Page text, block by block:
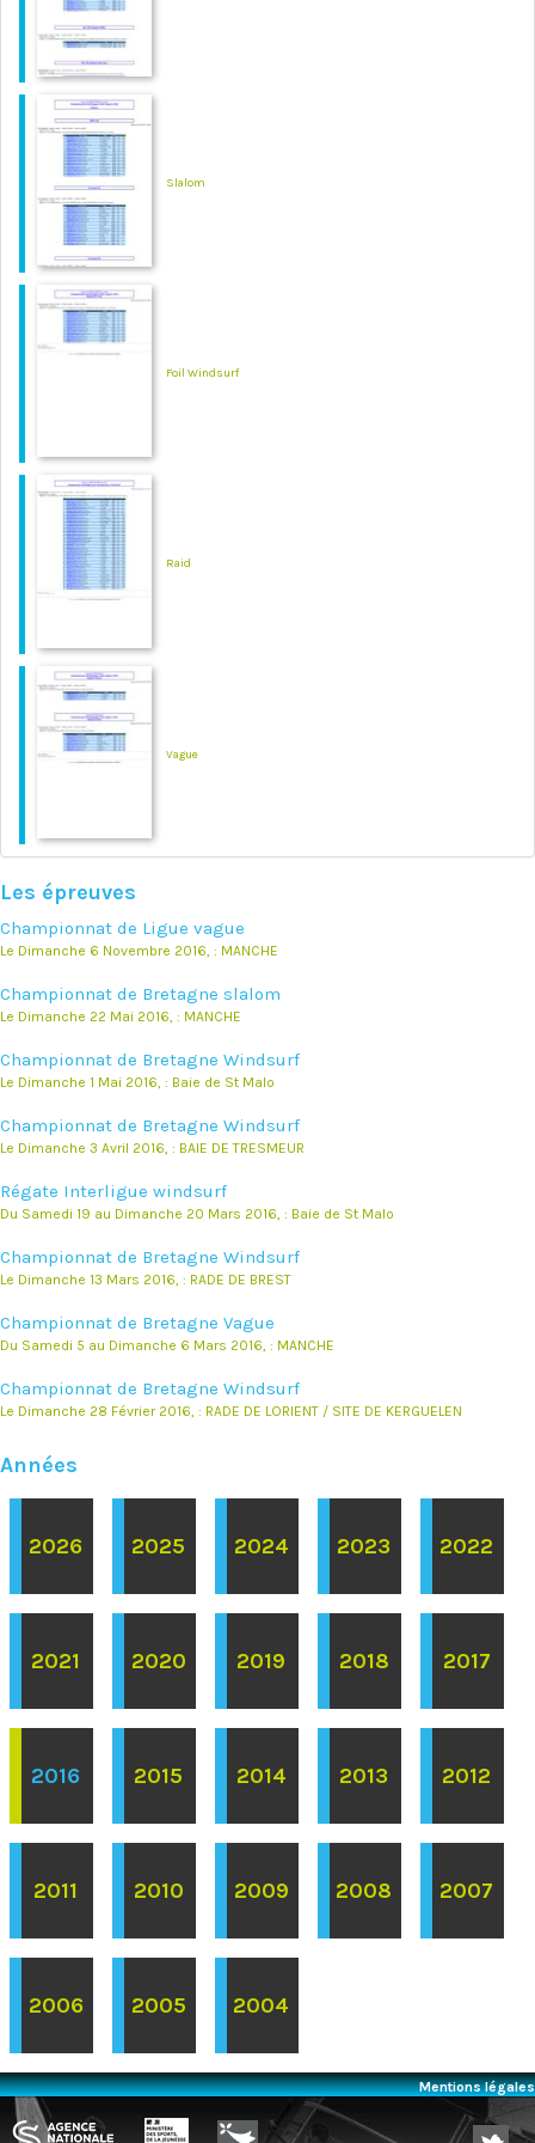
Slalom
Foil Windsurf
Raid
Vague
Les épreuves
Championnat de Ligue vague
Le Dimanche 6 Novembre 2016, : MANCHE
Championnat de Bretagne slalom
Le Dimanche 22 Mai 2016, : MANCHE
Championnat de Bretagne Windsurf
Le Dimanche 1 Mai 2016, : Baie de St Malo
Championnat de Bretagne Windsurf
Le Dimanche 3 Avril 2016, : BAIE DE TRESMEUR
Régate Interligue windsurf
Du Samedi 19 au Dimanche 20 Mars 2016, : Baie de St Malo
Championnat de Bretagne Windsurf
Le Dimanche 13 Mars 2016, : RADE DE BREST
Championnat de Bretagne Vague
Du Samedi 5 au Dimanche 6 Mars 2016, : MANCHE
Championnat de Bretagne Windsurf
Le Dimanche 28 Février 2016, : RADE DE LORIENT / SITE DE KERGUELEN
Années
2026 2025 2024 2023 2022
2021 2020 2019 2018 2017
2016 2015 2014 2013 2012
2011 2010 2009 2008 2007
2006 2005 2004
Mentions légales